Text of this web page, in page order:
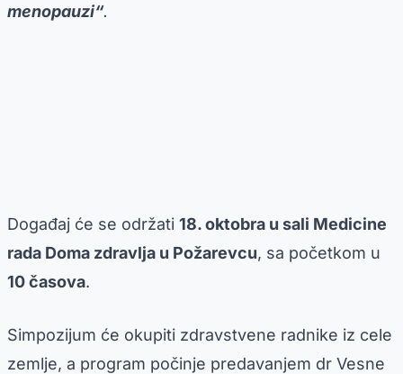
menopauzi“.
Događaj će se održati 18. oktobra u sali Medicine
rada Doma zdravlja u Požarevcu, sa početkom u
10 časova.
Simpozijum će okupiti zdravstvene radnike iz cele
zemlje, a program počinje predavanjem dr Vesne